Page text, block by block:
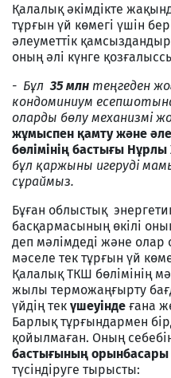
Қалалық әкімдікте
тұрғын үй көмегі үшін
әлеуметтік
оның әлі күнге
- Бұл35 млн теңгеден
кондоминиум
оларды бөлу механизмі
жұмыспен қамту және
бөлімінің бастығы Нұрлы
бұл қаржыны игеруді
сұраймыз.
Бұған облыстық
басқармасының өкілі
деп мәлімдеді және
мәселе тек тұрғын үй
Қалалық ТКШ бөлімінің
жылы терможаңғырту
үйдің тек үшеуінде ғана
Барлық тұрғындармен
қойылмаған. Оның
бастығының орынбасары
түсіндіруге тырысты: